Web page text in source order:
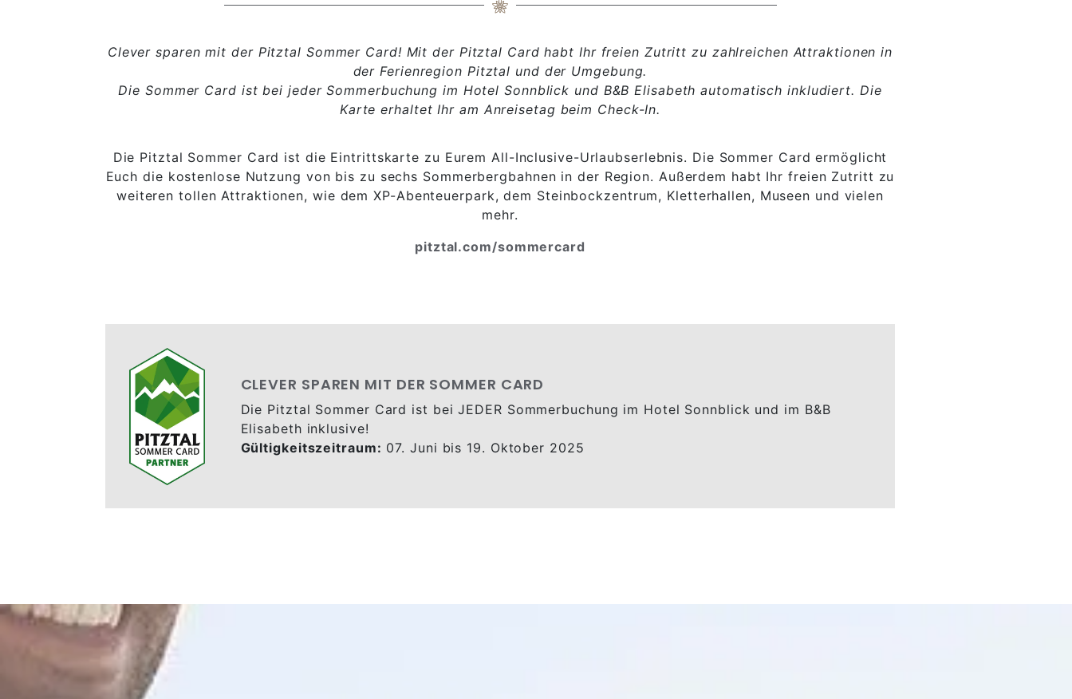
Clever sparen mit der Pitztal Sommer Card! Mit der Pitztal Card habt Ihr freien Zutritt zu zahlreichen Attraktionen in
der Ferienregion Pitztal und der Umgebung.
Die Sommer Card ist bei jeder Sommerbuchung im Hotel Sonnblick und B&B Elisabeth automatisch inkludiert. Die
Karte erhaltet Ihr am Anreisetag beim Check-In.
Die Pitztal Sommer Card ist die Eintrittskarte zu Eurem All-Inclusive-Urlaubserlebnis. Die Sommer Card ermöglicht
Euch die kostenlose Nutzung von bis zu sechs Sommerbergbahnen in der Region. Außerdem habt Ihr freien Zutritt zu
weiteren tollen Attraktionen, wie dem XP-Abenteuerpark, dem Steinbockzentrum, Kletterhallen, Museen und vielen
mehr.
pitztal.com/sommercard
CLEVER SPAREN MIT DER SOMMER CARD
Die Pitztal Sommer Card ist bei JEDER Sommerbuchung im Hotel Sonnblick und im B&B
Elisabeth inklusive!
Gültigkeitszeitraum: 07. Juni bis 19. Oktober 2025